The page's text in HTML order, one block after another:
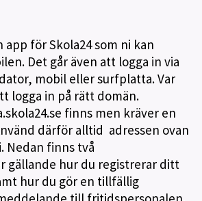
app för Skola24 som ni kan
Det går även att logga in via
mobil eller surfplatta. Var
logga in på rätt domän.
finns men kräver en
därför alltid adressen ovan
Nedan finns två
gällande hur du registrerar ditt
hur du gör en tillfällig